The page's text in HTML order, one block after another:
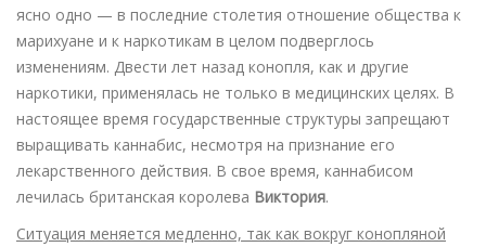
ясно одно — в последние столетия отношение общества к
марихуане и к наркотикам в целом подверглось
изменениям. Двести лет назад конопля, как и другие
наркотики, применялась не только в медицинских целях. В
настоящее время государственные структуры запрещают
выращивать каннабис, несмотря на признание его
лекарственного действия. В свое время, каннабисом
лечилась британская королева Виктория.
Ситуация меняется медленно, так как вокруг конопляной